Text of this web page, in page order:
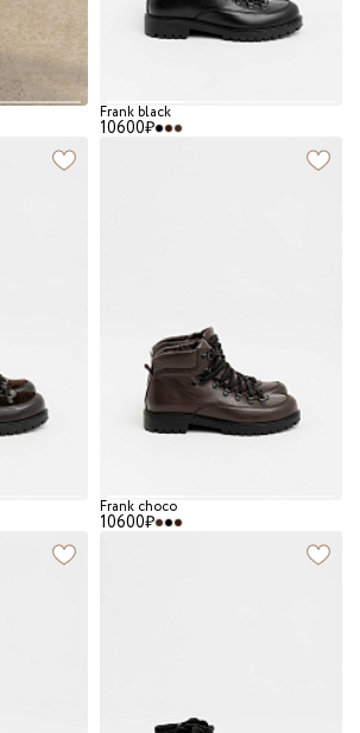
Frank black
10600₽
Frank choco
10600₽